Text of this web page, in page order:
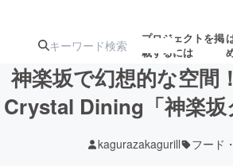
プロジェクトを掲
載するには
ターン
ジェクト
募集終
ロジェ
神楽坂で幻想的な空間
Crystal Dining「神楽坂
kagurazakagurill フード